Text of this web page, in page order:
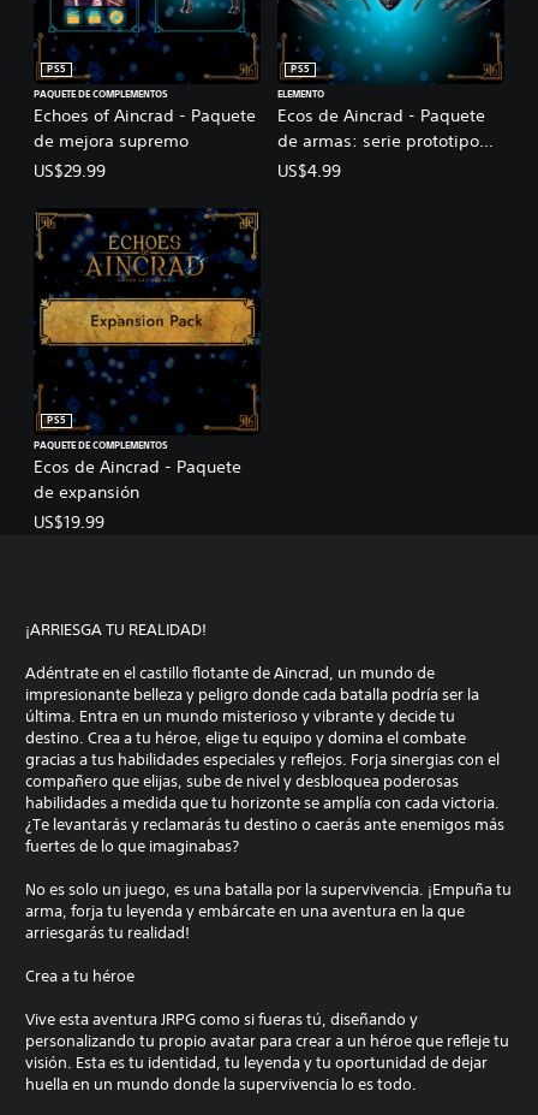
Echoes of Aincrad - Paquete
de mejora supremo
PS5
PAQUETE DE COMPLEMENTOS
US$29.99
Ecos de Aincrad - Paquete
de armas: serie prototipo
Elucidator
PS5
ELEMENTO
US$4.99
Ecos de Aincrad - Paquete
de expansión
PS5
PAQUETE DE COMPLEMENTOS
US$19.99
¡ARRIESGA TU REALIDAD!
Adéntrate en el castillo flotante de Aincrad, un mundo de
impresionante belleza y peligro donde cada batalla podría ser la
última. Entra en un mundo misterioso y vibrante y decide tu
destino. Crea a tu héroe, elige tu equipo y domina el combate
gracias a tus habilidades especiales y reflejos. Forja sinergias con el
compañero que elijas, sube de nivel y desbloquea poderosas
habilidades a medida que tu horizonte se amplía con cada victoria.
¿Te levantarás y reclamarás tu destino o caerás ante enemigos más
fuertes de lo que imaginabas?
No es solo un juego, es una batalla por la supervivencia. ¡Empuña tu
arma, forja tu leyenda y embárcate en una aventura en la que
arriesgarás tu realidad!
Crea a tu héroe
Vive esta aventura JRPG como si fueras tú, diseñando y
personalizando tu propio avatar para crear a un héroe que refleje tu
visión. Esta es tu identidad, tu leyenda y tu oportunidad de dejar
huella en un mundo donde la supervivencia lo es todo.